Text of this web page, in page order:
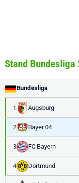
Stand
Bundesliga
1 Augsburg
2 Bayer 04
3 FC Bayern
4 Dortmund